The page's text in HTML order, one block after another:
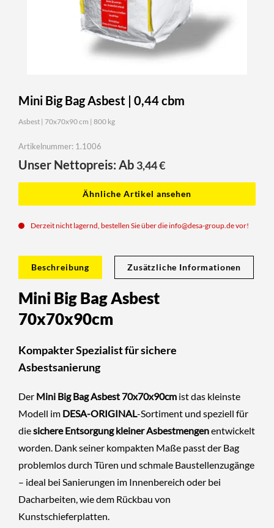
Mini Big Bag Asbest | 0,44 cbm
Asbest | 70x70x90 cm | 800 kg
Artikelnummer: 1.1006
Unser Nettopreis: Ab 3,44€
Ähnliche Artikel ansehen
Derzeit nicht lagernd, bestellen Sie über dieinfo@desa-group.devor!
Beschreibung Zusätzliche Informationen
Mini Big Bag Asbest
70x70x90cm
Kompakter Spezialist für sichere
Asbestsanierung
Der Mini Big Bag Asbest 70x70x90cm ist das kleinste
Modell im DESA-ORIGINAL-Sortiment und speziell für
diesichere Entsorgung kleiner Asbestmengenentwickelt
worden. Dank seiner kompakten Maße passt der Bag
problemlos durch Türen und schmale Baustellenzugänge
– ideal bei Sanierungen im Innenbereich oder bei
Dacharbeiten, wie dem Rückbau von
Kunstschieferplatten.